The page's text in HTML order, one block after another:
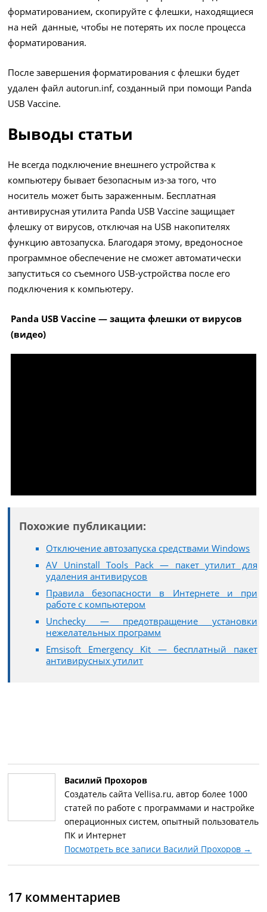
форматированием, скопируйте с флешки, находящиеся
на ней данные, чтобы не потерять их после процесса
форматирования.
После завершения форматирования с флешки будет
удален файл autorun.inf, созданный при помощи Panda
USB Vaccine.
Выводы статьи
Не всегда подключение внешнего устройства к
компьютеру бывает безопасным из-за того, что
носитель может быть зараженным. Бесплатная
антивирусная утилита Panda USB Vaccine защищает
флешку от вирусов, отключая на USB накопителях
функцию автозапуска. Благодаря этому, вредоносное
программное обеспечение не сможет автоматически
запуститься со съемного USB-устройства после его
подключения к компьютеру.
Panda USB Vaccine — защита флешки от вирусов
(видео)
Похожие публикации:
Отключение автозапуска средствами Windows
AV Uninstall Tools Pack — пакет утилит для
удаления антивирусов
Правила безопасности в Интернете и при
работе с компьютером
Unchecky — предотвращение установки
нежелательных программ
Emsisoft Emergency Kit — бесплатный пакет
антивирусных утилит
Василий Прохоров
Создатель сайта Vellisa.ru, автор более 1000
статей по работе с программами и настройке
операционных систем, опытный пользователь
ПК и Интернет
Посмотреть все записи Василий Прохоров →
17 комментариев